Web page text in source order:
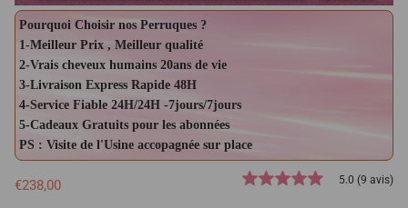
Pourquoi Choisir nos Perruques ?
1-Meilleur Prix , Meilleur qualité
2-Vrais cheveux humains 20ans de vie
3-Livraison Express Rapide 48H
4-Service Fiable 24H/24H -7jours/7jours
5-Cadeaux Gratuits pour les abonnées
PS : Visite de l'Usine accopagnée sur place
€238,00 5.0 (9 avis)